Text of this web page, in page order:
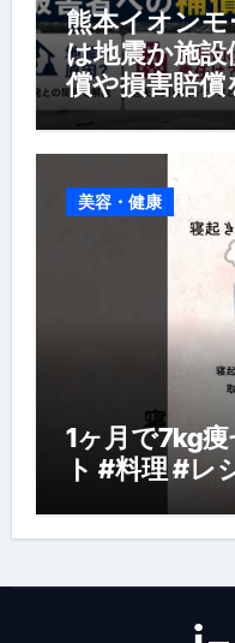
熊本イオン
は地震か施
償や損害賠
美容・健康
1ヶ月で7kg
ト #料理 #レ